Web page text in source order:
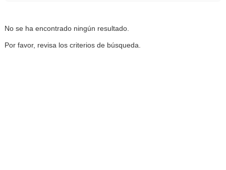
No se ha encontrado ningún resultado.
Por favor, revisa los criterios de búsqueda.